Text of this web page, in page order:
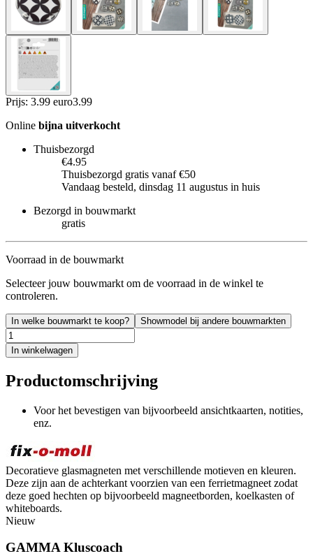
Prijs: 3.99 euro3.99
Online bijna uitverkocht
Thuisbezorgd
€4.95
Thuisbezorgd gratis vanaf €50
Vandaag besteld, dinsdag 11 augustus in huis
Bezorgd in bouwmarkt
gratis
Voorraad in de bouwmarkt
Selecteer jouw bouwmarkt om de voorraad in de winkel te
controleren.
In welke bouwmarkt te koop? Showmodel bij andere bouwmarkten
In winkelwagen
Productomschrijving
Voor het bevestigen van bijvoorbeeld ansichtkaarten, notities,
enz.
Decoratieve glasmagneten met verschillende motieven en kleuren.
Deze zijn aan de achterkant voorzien van een ferrietmagneet zodat
deze goed hechten op bijvoorbeeld magneetborden, koelkasten of
whiteboards.
Nieuw
GAMMA Kluscoach